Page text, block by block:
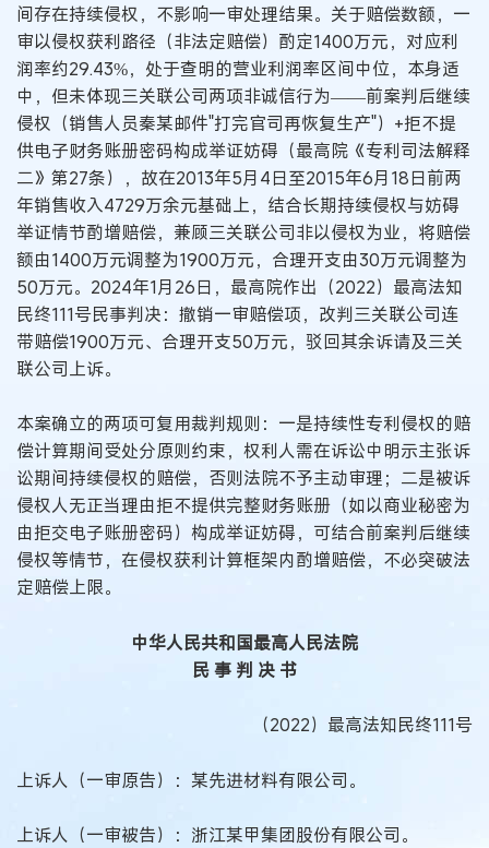
间存在持续侵权，不影响一审处理结果。关于赔偿数额，一
审以侵权获利路径（非法定赔偿）酌定1400万元，对应利
润率约29.43%，处于查明的营业利润率区间中位，本身适
中，但未体现三关联公司两项非诚信行为——前案判后继续
侵权（销售人员秦某邮件"打完官司再恢复生产"）+拒不提
供电子财务账册密码构成举证妨碍（最高院《专利司法解释
二》第27条），故在2013年5月4日至2015年6月18日前两
年销售收入4729万余元基础上，结合长期持续侵权与妨碍
举证情节酌增赔偿，兼顾三关联公司非以侵权为业，将赔偿
额由1400万元调整为1900万元，合理开支由30万元调整为
50万元。2024年1月26日，最高院作出（2022）最高法知
民终111号民事判决：撤销一审赔偿项，改判三关联公司连
带赔偿1900万元、合理开支50万元，驳回其余诉请及三关
联公司上诉。
本案确立的两项可复用裁判规则：一是持续性专利侵权的赔
偿计算期间受处分原则约束，权利人需在诉讼中明示主张诉
讼期间持续侵权的赔偿，否则法院不予主动审理；二是被诉
侵权人无正当理由拒不提供完整财务账册（如以商业秘密为
由拒交电子账册密码）构成举证妨碍，可结合前案判后继续
侵权等情节，在侵权获利计算框架内酌增赔偿，不必突破法
定赔偿上限。
中华人民共和国最高人民法院
民 事 判 决 书
（2022）最高法知民终111号
上诉人（一审原告）：某先进材料有限公司。
上诉人（一审被告）：浙江某甲集团股份有限公司。